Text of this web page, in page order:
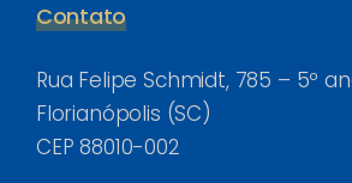
Contato
Rua Felipe Schmidt, 785 – 5º
Florianópolis (SC)
CEP 88010-002